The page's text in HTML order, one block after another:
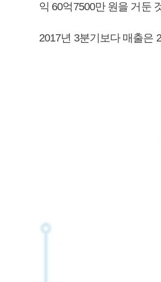
익 60억7500만 원을 거둔
2017년 3분기보다 매출은